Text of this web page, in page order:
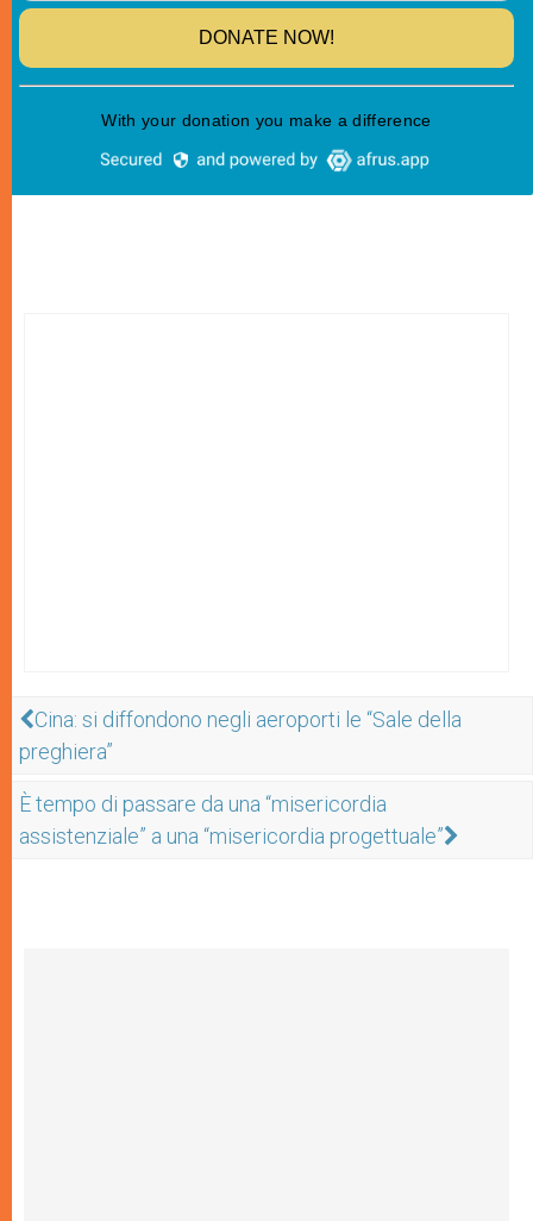
Cina: si diffondono negli aeroporti le “Sale della
preghiera”
È tempo di passare da una “misericordia
assistenziale” a una “misericordia progettuale”